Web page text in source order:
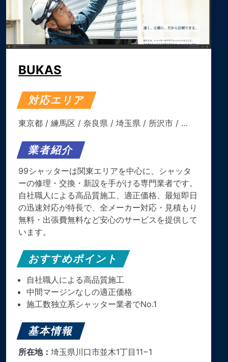
BUKAS
対応エリア
東京都 / 練馬区 / 奈良県 / 埼玉県 / 所沢市 / …
業者紹介
99シャッターは関東エリアを中心に、シャッタ
ーの修理・交換・新設を手がける専門業者です。
自社職人による高品質施工、適正価格、最短即日
の迅速対応が特長で、全メーカー対応・見積もり
無料・出張費無料など安心のサービスを提供して
います。
おすすめポイント
自社職人による高品質施工
中間マージンなしの適正価格
施工数独立系シャッター業者でNo.1
基本情報
所在地： 埼玉県川口市並木1丁目11−1